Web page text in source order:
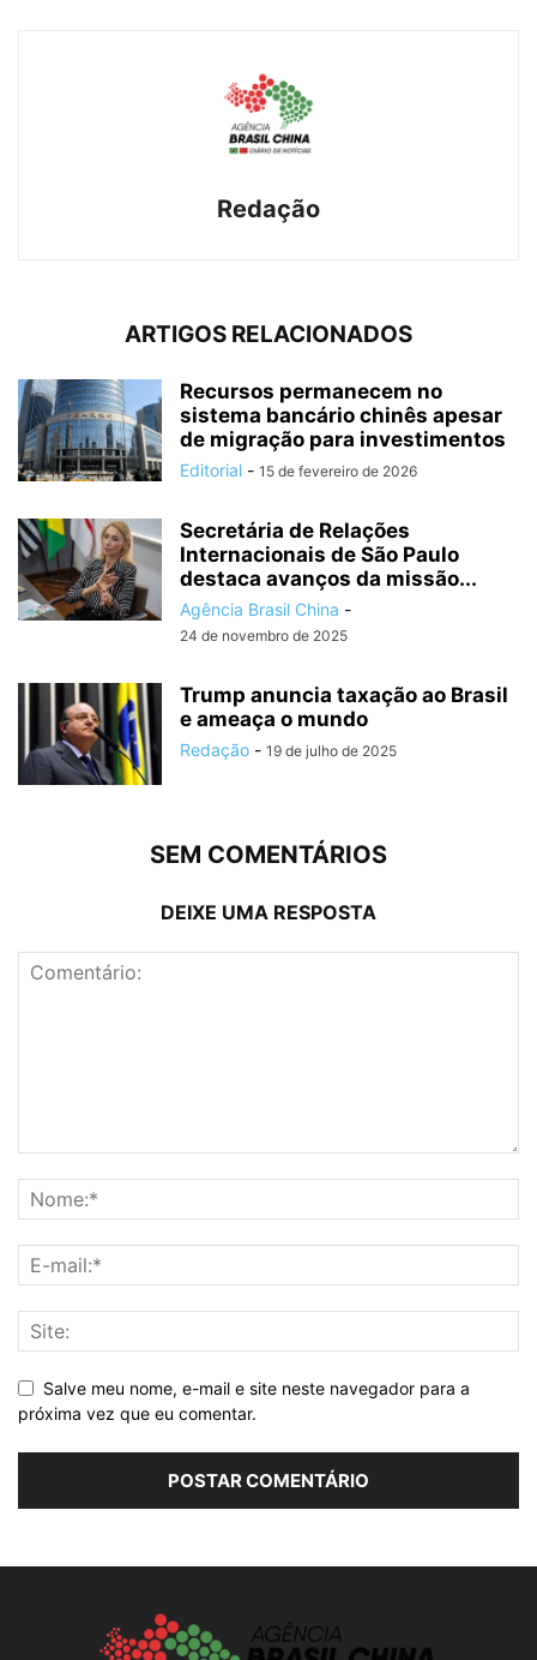
Redação
ARTIGOS RELACIONADOS
Recursos permanecem no
sistema bancário chinês apesar
de migração para investimentos
Editorial - 15 de fevereiro de 2026
Secretária de Relações
Internacionais de São Paulo
destaca avanços da missão...
Agência Brasil China -
24 de novembro de 2025
Trump anuncia taxação ao Brasil
e ameaça o mundo
Redação - 19 de julho de 2025
SEM COMENTÁRIOS
DEIXE UMA RESPOSTA
Salve meu nome, e-mail e site neste navegador para a
próxima vez que eu comentar.